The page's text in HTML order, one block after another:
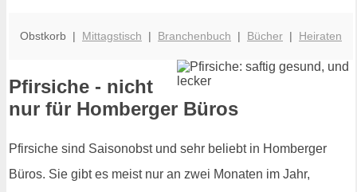
Obstkorb | Mittagstisch | Branchenbuch | Bücher | Heiraten
Pfirsiche - nicht
nur für Homberger Büros
Pfirsiche sind Saisonobst und sehr beliebt in Homberger
Büros. Sie gibt es meist nur an zwei Monaten im Jahr,